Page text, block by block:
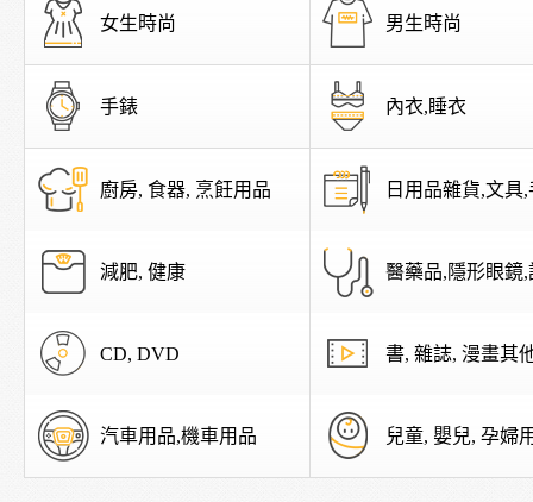
女生時尚 男生時尚
手錶 內衣,睡衣
廚房, 食器, 烹飪用品 日用品雜貨,文具
減肥, 健康 醫藥品,隱形眼鏡,
CD, DVD 書, 雜誌, 漫畫其
汽車用品,機車用品 兒童, 嬰兒, 孕婦